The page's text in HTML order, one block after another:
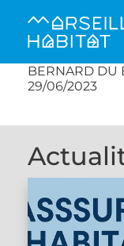
BERNARD DU
29/06/2023